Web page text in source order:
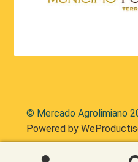
© Mercado Agrolimiano
Powered by